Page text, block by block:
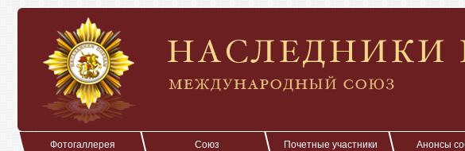
Фотогаллерея Союз Почетные участники Анонсы